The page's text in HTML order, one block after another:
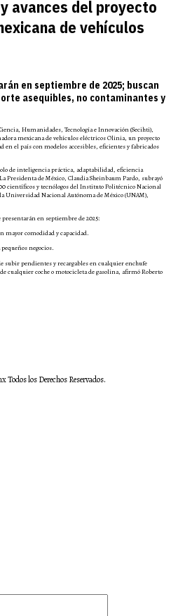
avances del proyecto
de vehículos
en septiembre de 2025; buscan
asequibles, no contaminantes y
Humanidades, Tecnología e Innovación (Secihti),
mexicana de vehículos eléctricos Olinia, un proyecto
el país con modelos accesibles, eficientes y fabricados
de inteligencia práctica, adaptabilidad, eficiencia
de México, Claudia Sheinbaum Pardo, subrayó
científicos y tecnólogos del Instituto Politécnico Nacional
Universidad Nacional Autónoma de México (UNAM),
en septiembre de 2025:
mayor comodidad y capacidad.
negocios.
subir pendientes y recargables en cualquier enchufe
cualquier coche o motocicleta de gasolina, afirmó Roberto
Todos los Derechos Reservados.